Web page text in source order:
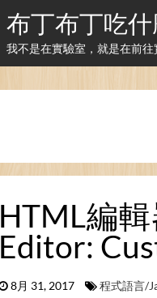
布丁布丁吃什
我不是在實驗室，就是在前往
HTML編
Editor:
8月 31, 2017 程式語言/